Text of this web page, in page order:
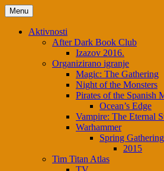
Skip
to
content
Menu
Aktivnosti
After Dark Book Club
Izazov 2016.
Organizirano igranje
Magic: The Gathering
Night of the Monsters
Pirates of the Spanish
Ocean’s Edge
Vampire: The Eternal
Warhammer
Spring Gathering
2015
Tim Titan Atlas